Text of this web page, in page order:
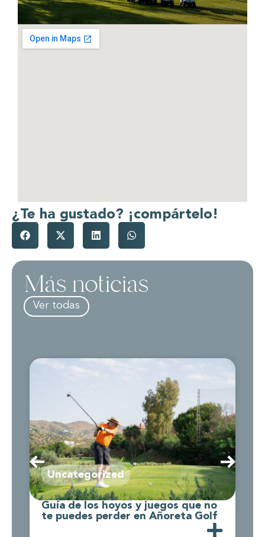
¿Te ha gustado? ¡compártelo!
Más noticias
Ver todas
Uncategorized
Guía de los hoyos y juegos que no
te puedes perder en Añoreta Golf